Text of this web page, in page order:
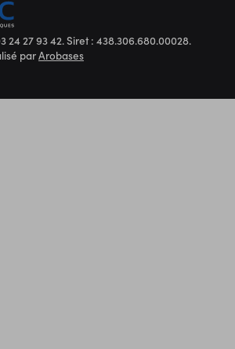
24 27 93 42. Siret : 438.306.680.00028.
parArobases